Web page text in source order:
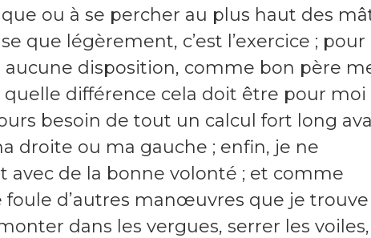
ou à se percher au plus haut des
que légèrement, c’est l’exercice ; pour
aucune disposition, comme bon père
quelle différence cela doit être pour moi
besoin de tout un calcul fort long
droite ou ma gauche ; enfin, je ne
avec de la bonne volonté ; et comme
d’autres manœuvres que je trouve
dans les vergues, serrer les voiles,